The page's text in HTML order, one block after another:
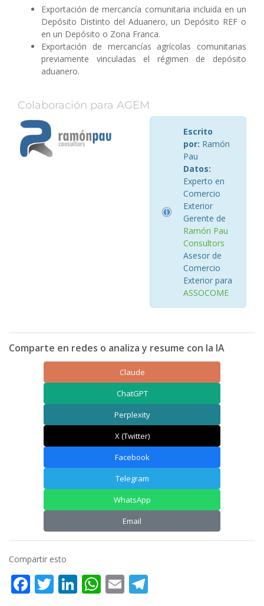
Exportación de mercancía comunitaria incluida en un
Depósito Distinto del Aduanero, un Depósito REF o
en un Depósito o Zona Franca.
Exportación de mercancías agrícolas comunitarias
previamente vinculadas el régimen de depósito
aduanero.
Colaboración para AGEM
Escrito
por: Ramón
Pau
Datos:
Experto en
Comercio
Exterior
Gerente de
Ramón Pau
Consultors
Asesor de
Comercio
Exterior para
ASSOCOME
Comparte en redes o analiza y resume con la IA
Claude
ChatGPT
Perplexity
X (Twitter)
Facebook
Telegram
WhatsApp
Email
Compartir esto
Facebook
Twitter
LinkedIn
WhatsApp
Email